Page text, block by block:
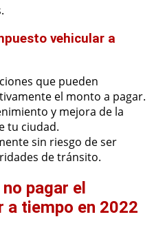
vehicular a
que pueden
el monto a pagar.
y mejora de la
tu ciudad.
sin riesgo de ser
de tránsito.
pagar el
a tiempo en 2022